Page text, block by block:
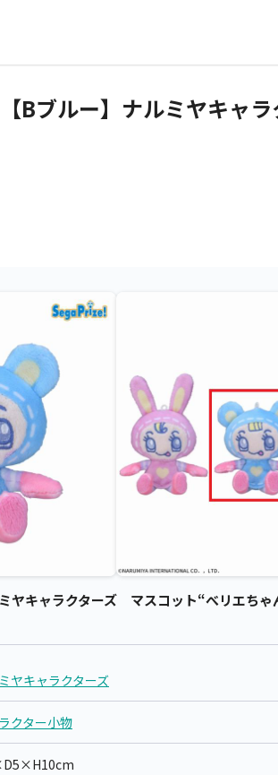
【Bブルー】ナルミヤキャ
ヤキャラクターズ マスコット“べリエち
ヤキャラクターズ
クター小物